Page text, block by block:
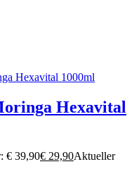
Hexavital
€ 39,90€ 29,90Aktueller